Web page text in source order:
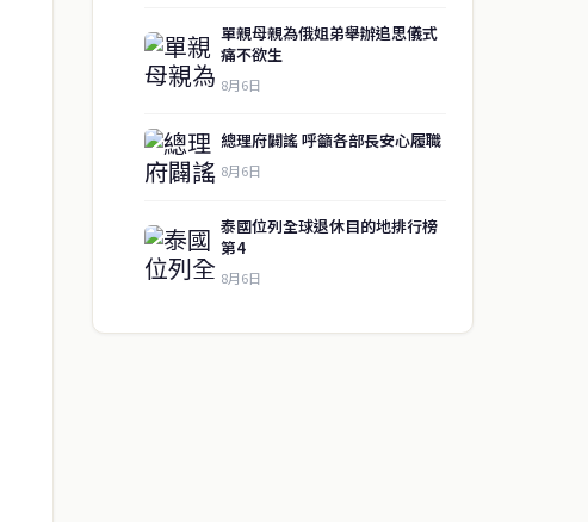
單親母親為俄姐弟舉辦追思儀式
痛不欲生
8月6日
總理府闢謠 呼籲各部長安心履職
8月6日
泰國位列全球退休目的地排行榜
第4
8月6日